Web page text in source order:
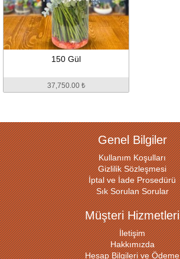
150 Gül
37,750.00 ₺
Genel Bilgiler
Kullanım Koşulları
Gizlilik Sözleşmesi
İptal ve İade Prosedürü
Sık Sorulan Sorular
Müşteri Hizmetleri
İletişim
Hakkımızda
Hesap Bilgileri ve Ödeme